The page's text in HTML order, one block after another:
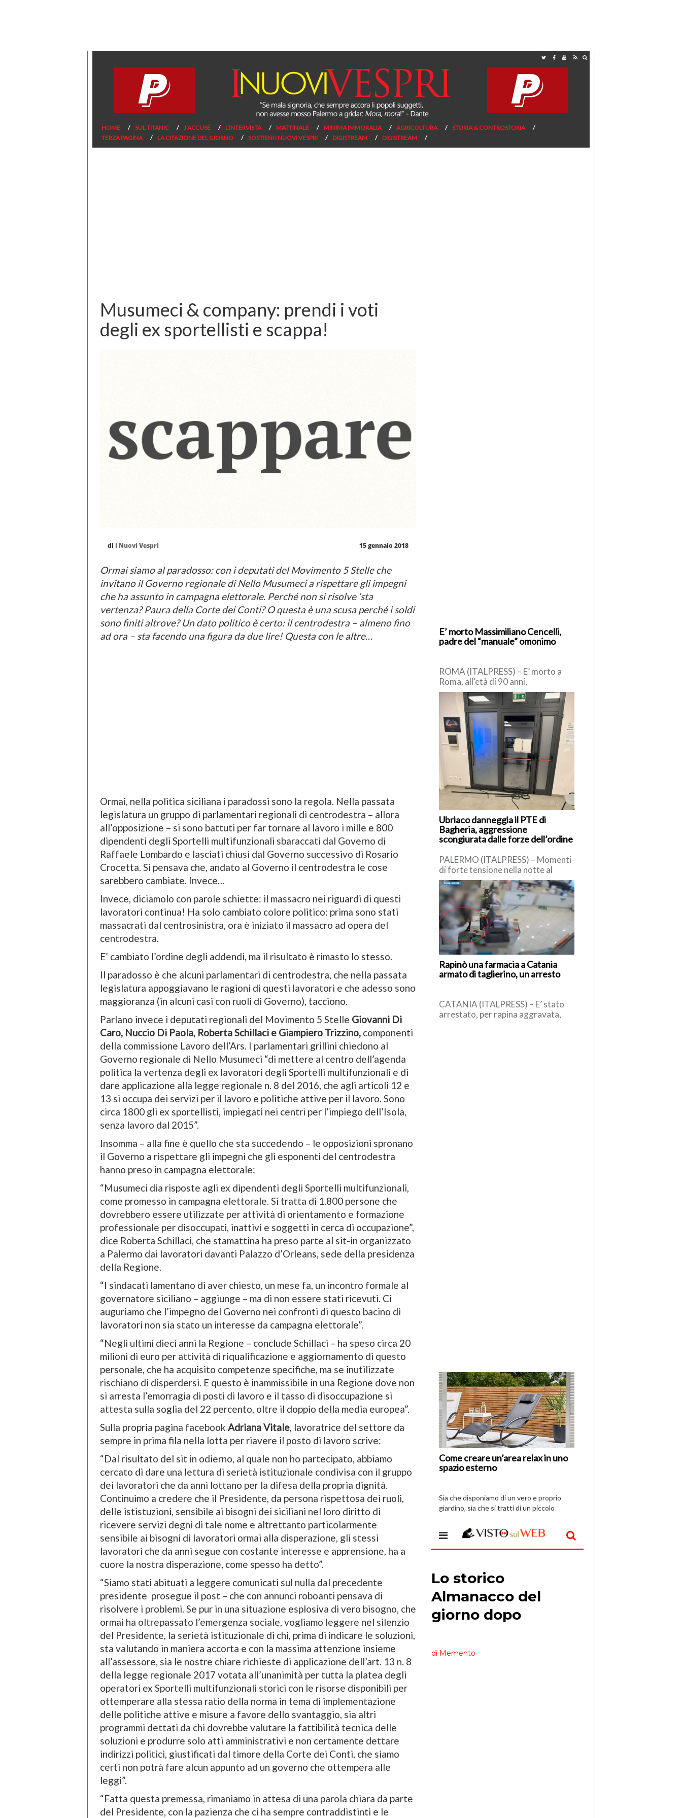
HOME SUL TITANIC J’ACCUSE L’INTERVISTA MATTINALE MINIMA IMMORALIA AGRICOLTURA
STORIA & CONTROSTORIA
TERZA PAGINA
LA CITAZIONE DEL GIORNO SOSTIENI I NUOVI VESPRI DIGISTREAM DIGISTREAM
Musumeci & company: prendi i voti
degli ex sportellisti e scappa!
di I Nuovi Vespri 15 gennaio 2018
Ormai siamo al paradosso: con i deputati del Movimento 5 Stelle che
invitano il Governo regionale di Nello Musumeci a rispettare gli impegni
che ha assunto in campagna elettorale. Perché non si risolve ‘sta
vertenza? Paura della Corte dei Conti? O questa è una scusa perché i soldi
sono finiti altrove? Un dato politico è certo: il centrodestra – almeno fino
ad ora – sta facendo una figura da due lire! Questa con le altre…
Ormai, nella politica siciliana i paradossi sono la regola. Nella passata
legislatura un gruppo di parlamentari regionali di centrodestra – allora
all’opposizione – si sono battuti per far tornare al lavoro i mille e 800
dipendenti degli Sportelli multifunzionali sbaraccati dal Governo di
Raffaele Lombardo e lasciati chiusi dal Governo successivo di Rosario
Crocetta. Si pensava che, andato al Governo il centrodestra le cose
sarebbero cambiate. Invece…
Invece, diciamolo con parole schiette: il massacro nei riguardi di questi
lavoratori continua! Ha solo cambiato colore politico: prima sono stati
massacrati dal centrosinistra, ora è iniziato il massacro ad opera del
centrodestra.
E’ cambiato l’ordine degli addendi, ma il risultato è rimasto lo stesso.
Il paradosso è che alcuni parlamentari di centrodestra, che nella passata
legislatura appoggiavano le ragioni di questi lavoratori e che adesso sono
maggioranza (in alcuni casi con ruoli di Governo), tacciono.
Parlano invece i deputati regionali del Movimento 5 Stelle Giovanni Di
Caro, Nuccio Di Paola, Roberta Schillaci e Giampiero Trizzino, componenti
della commissione Lavoro dell’Ars. I parlamentari grillini chiedono al
Governo regionale di Nello Musumeci “di mettere al centro dell’agenda
politica la vertenza degli ex lavoratori degli Sportelli multifunzionali e di
dare applicazione alla legge regionale n. 8 del 2016, che agli articoli 12 e
13 si occupa dei servizi per il lavoro e politiche attive per il lavoro. Sono
circa 1800 gli ex sportellisti, impiegati nei centri per l’impiego dell’Isola,
senza lavoro dal 2015”.
Insomma – alla fine è quello che sta succedendo – le opposizioni spronano
il Governo a rispettare gli impegni che gli esponenti del centrodestra
hanno preso in campagna elettorale:
“Musumeci dia risposte agli ex dipendenti degli Sportelli multifunzionali,
come promesso in campagna elettorale. Si tratta di 1.800 persone che
dovrebbero essere utilizzate per attività di orientamento e formazione
professionale per disoccupati, inattivi e soggetti in cerca di occupazione”,
dice Roberta Schillaci, che stamattina ha preso parte al sit-in organizzato
a Palermo dai lavoratori davanti Palazzo d’Orleans, sede della presidenza
della Regione.
“I sindacati lamentano di aver chiesto, un mese fa, un incontro formale al
governatore siciliano – aggiunge – ma di non essere stati ricevuti. Ci
auguriamo che l’impegno del Governo nei confronti di questo bacino di
lavoratori non sia stato un interesse da campagna elettorale”.
“Negli ultimi dieci anni la Regione – conclude Schillaci – ha speso circa 20
milioni di euro per attività di riqualificazione e aggiornamento di questo
personale, che ha acquisito competenze specifiche, ma se inutilizzate
rischiano di disperdersi. E questo è inammissibile in una Regione dove non
si arresta l’emorragia di posti di lavoro e il tasso di disoccupazione si
attesta sulla soglia del 22 percento, oltre il doppio della media europea”.
Sulla propria pagina facebook Adriana Vitale, lavoratrice del settore da
sempre in prima fila nella lotta per riavere il posto di lavoro scrive:
“Dal risultato del sit in odierno, al quale non ho partecipato, abbiamo
cercato di dare una lettura di serietà istituzionale condivisa con il gruppo
dei lavoratori che da anni lottano per la difesa della propria dignità.
Continuimo a credere che il Presidente, da persona rispettosa dei ruoli,
delle ististuzioni, sensibile ai bisogni dei siciliani nel loro diritto di
ricevere servizi degni di tale nome e altrettanto particolarmente
sensibile ai bisogni di lavoratori ormai alla disperazione, gli stessi
lavoratori che da anni segue con costante interesse e apprensione, ha a
cuore la nostra disperazione, come spesso ha detto”.
“Siamo stati abituati a leggere comunicati sul nulla dal precedente
presidente prosegue il post – che con annunci roboanti pensava di
risolvere i problemi. Se pur in una situazione esplosiva di vero bisogno, che
ormai ha oltrepassato l’emergenza sociale, vogliamo leggere nel silenzio
del Presidente, la serietà istituzionale di chi, prima di indicare le soluzioni,
sta valutando in maniera accorta e con la massima attenzione insieme
all’assessore, sia le nostre chiare richieste di applicazione dell’art. 13 n. 8
della legge regionale 2017 votata all’unanimità per tutta la platea degli
operatori ex Sportelli multifunzionali storici con le risorse disponibili per
ottemperare alla stessa ratio della norma in tema di implementazione
delle politiche attive e misure a favore dello svantaggio, sia altri
programmi dettati da chi dovrebbe valutare la fattibilità tecnica delle
soluzioni e produrre solo atti amministrativi e non certamente dettare
indirizzi politici, giustificati dal timore della Corte dei Conti, che siamo
certi non potrà fare alcun appunto ad un governo che ottempera alle
leggi”.
“Fatta questa premessa, rimaniamo in attesa di una parola chiara da parte
del Presidente, con la pazienza che ci ha sempre contraddistinti e le
E’ morto Massimiliano Cencelli,
padre del “manuale” omonimo
ROMA (ITALPRESS) – E’ morto a
Roma, all’età di 90 anni,
Massimiliano Cencelli, funzionario
della Democrazia Cristiana degli
anni ’60. […]
Ubriaco danneggia il PTE di
Bagheria, aggressione
scongiurata dalle forze dell’ordine
PALERMO (ITALPRESS) – Momenti
di forte tensione nella notte al
Punto Territoriale di Emergenza
(PTE) di Bagheria, dove un uomo
[…]
Rapinò una farmacia a Catania
armato di taglierino, un arresto
CATANIA (ITALPRESS) – E’ stato
arrestato, per rapina aggravata,
Come creare un’area relax in uno
spazio esterno
di
I
Vespri
Sia che disponiamo di un vero e proprio
giardino, sia che si tratti di un piccolo